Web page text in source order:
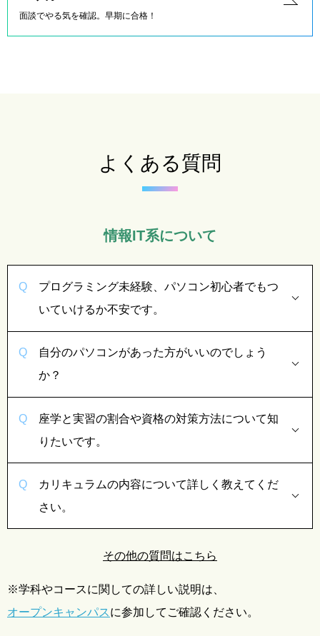
面談でやる気を確認。早期に合格！
よくある質問
情報IT系について
プログラミング未経験、パソコン初心者でもつ
いていけるか不安です。
自分のパソコンがあった方がいいのでしょう
か？
座学と実習の割合や資格の対策方法について知
りたいです。
カリキュラムの内容について詳しく教えてくだ
さい。
その他の質問はこちら
※学科やコースに関しての詳しい説明は、
オープンキャンパスに参加してご確認ください。